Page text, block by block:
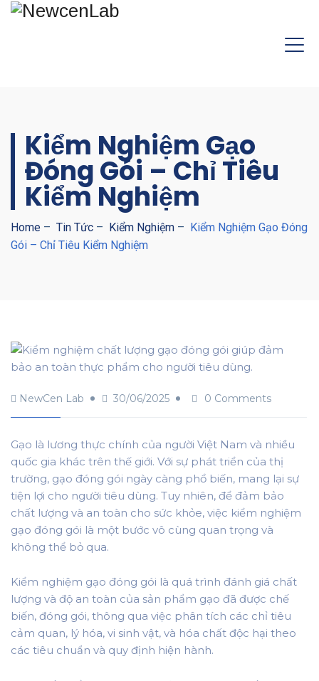
Kiểm Nghiệm Gạo
Đóng Gói – Chỉ Tiêu
Kiểm Nghiệm
Home – Tin Tức – Kiểm Nghiệm – Kiểm Nghiệm Gạo Đóng
Gói – Chỉ Tiêu Kiểm Nghiệm
NewCen Lab 30/06/2025 0 Comments
Gạo là lương thực chính của người Việt Nam và nhiều
quốc gia khác trên thế giới. Với sự phát triển của thị
trường, gạo đóng gói ngày càng phổ biến, mang lại sự
tiện lợi cho người tiêu dùng. Tuy nhiên, để đảm bảo
chất lượng và an toàn cho sức khỏe, việc kiểm nghiệm
gạo đóng gói là một bước vô cùng quan trọng và
không thể bỏ qua.
Kiểm nghiệm gạo đóng gói là quá trình đánh giá chất
lượng và độ an toàn của sản phẩm gạo đã được chế
biến, đóng gói, thông qua việc phân tích các chỉ tiêu
cảm quan, lý hóa, vi sinh vật, và hóa chất độc hại theo
các tiêu chuẩn và quy định hiện hành.